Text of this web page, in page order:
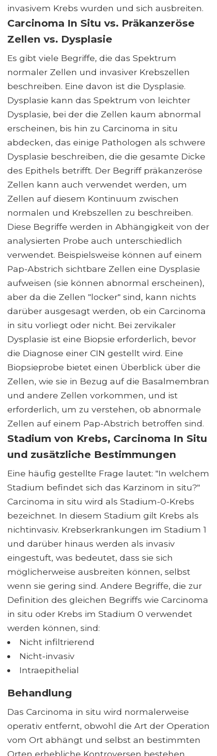
invasivem Krebs wurden und sich ausbreiten.
Carcinoma In Situ vs. Präkanzeröse
Zellen vs. Dysplasie
Es gibt viele Begriffe, die das Spektrum
normaler Zellen und invasiver Krebszellen
beschreiben. Eine davon ist die Dysplasie.
Dysplasie kann das Spektrum von leichter
Dysplasie, bei der die Zellen kaum abnormal
erscheinen, bis hin zu Carcinoma in situ
abdecken, das einige Pathologen als schwere
Dysplasie beschreiben, die die gesamte Dicke
des Epithels betrifft. Der Begriff präkanzeröse
Zellen kann auch verwendet werden, um
Zellen auf diesem Kontinuum zwischen
normalen und Krebszellen zu beschreiben.
Diese Begriffe werden in Abhängigkeit von der
analysierten Probe auch unterschiedlich
verwendet. Beispielsweise können auf einem
Pap-Abstrich sichtbare Zellen eine Dysplasie
aufweisen (sie können abnormal erscheinen),
aber da die Zellen "locker" sind, kann nichts
darüber ausgesagt werden, ob ein Carcinoma
in situ vorliegt oder nicht. Bei zervikaler
Dysplasie ist eine Biopsie erforderlich, bevor
die Diagnose einer CIN gestellt wird. Eine
Biopsieprobe bietet einen Überblick über die
Zellen, wie sie in Bezug auf die Basalmembran
und andere Zellen vorkommen, und ist
erforderlich, um zu verstehen, ob abnormale
Zellen auf einem Pap-Abstrich betroffen sind.
Stadium von Krebs, Carcinoma In Situ
und zusätzliche Bestimmungen
Eine häufig gestellte Frage lautet: "In welchem
​​Stadium befindet sich das Karzinom in situ?"
Carcinoma in situ wird als Stadium-0-Krebs
bezeichnet. In diesem Stadium gilt Krebs als
nichtinvasiv. Krebserkrankungen im Stadium 1
und darüber hinaus werden als invasiv
eingestuft, was bedeutet, dass sie sich
möglicherweise ausbreiten können, selbst
wenn sie gering sind. Andere Begriffe, die zur
Definition des gleichen Begriffs wie Carcinoma
in situ oder Krebs im Stadium 0 verwendet
werden können, sind:
Nicht infiltrierend
Nicht-invasiv
Intraepithelial
Behandlung
Das Carcinoma in situ wird normalerweise
operativ entfernt, obwohl die Art der Operation
vom Ort abhängt und selbst an bestimmten